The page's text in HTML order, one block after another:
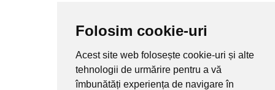
Folosim cookie-uri
Acest site web folosește cookie-uri și alte
tehnologii de urmărire pentru a vă
îmbunătăți experiența de navigare în